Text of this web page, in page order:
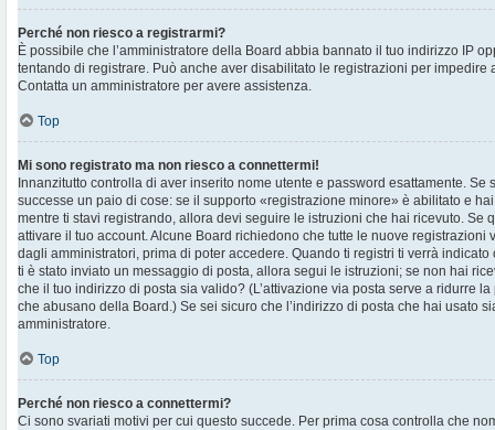
Perché non riesco a registrarmi?
È possibile che l’amministratore della Board abbia bannato il tuo indirizzo IP
tentando di registrare. Può anche aver disabilitato le registrazioni per impedire
Contatta un amministratore per avere assistenza.
Top
Mi sono registrato ma non riesco a connettermi!
Innanzitutto controlla di aver inserito nome utente e password esattamente. Se
successe un paio di cose: se il supporto «registrazione minore» è abilitato e
mentre ti stavi registrando, allora devi seguire le istruzioni che hai ricevuto. Se
attivare il tuo account. Alcune Board richiedono che tutte le nuove registrazioni
dagli amministratori, prima di poter accedere. Quando ti registri ti verrà
ti è stato inviato un messaggio di posta, allora segui le istruzioni; se non hai
che il tuo indirizzo di posta sia valido? (L’attivazione via posta serve a ridurre
che abusano della Board.) Se sei sicuro che l’indirizzo di posta che hai usato
amministratore.
Top
Perché non riesco a connettermi?
Ci sono svariati motivi per cui questo succede. Per prima cosa controlla che